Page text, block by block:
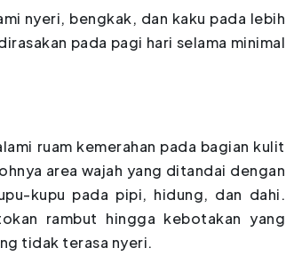
nyeri, bengkak, dan kaku pada lebih
pada pagi hari selama minimal
ruam kemerahan pada bagian kulit
area wajah yang ditandai dengan
kupu pada pipi, hidung, dan dahi.
rambut hingga kebotakan yang
tidak terasa nyeri.